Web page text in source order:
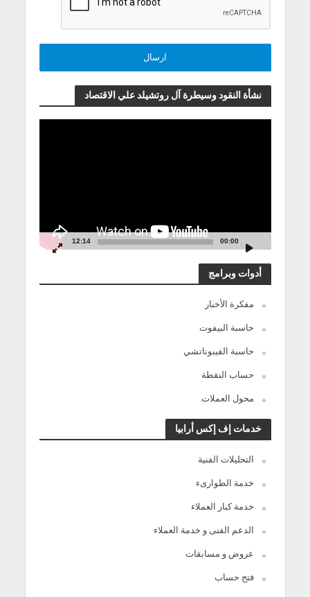
نشأة النقود وسيطرة آل روتشيلد علي الاقتصاد
00:00
12:14
أدوات وبرامج
مفكرة الأخبار
حاسبة البيفوت
حاسبة الفيبوناتشي
حساب النقطة
محول العملات
خدمات إف إكس أرابيا
التحليلات الفنية
خدمة الطوارىء
خدمة كبار العملاء
الدعم الفنى و خدمة العملاء
عروض و مسابقات
فتح حساب